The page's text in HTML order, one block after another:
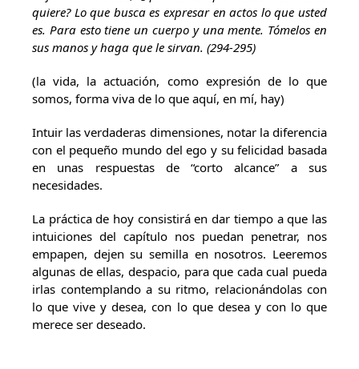
quiere? Lo que busca es expresar en actos lo que usted
es. Para esto tiene un cuerpo y una mente. Tómelos en
sus manos y haga que le sirvan. (294-295)
(la vida, la actuación, como expresión de lo que
somos, forma viva de lo que aquí, en mí, hay)
Intuir las verdaderas dimensiones, notar la diferencia
con el pequeño mundo del ego y su felicidad basada
en unas respuestas de “corto alcance” a sus
necesidades.
La práctica de hoy consistirá en dar tiempo a que las
intuiciones del capítulo nos puedan penetrar, nos
empapen, dejen su semilla en nosotros. Leeremos
algunas de ellas, despacio, para que cada cual pueda
irlas contemplando a su ritmo, relacionándolas con
lo que vive y desea, con lo que desea y con lo que
merece ser deseado.